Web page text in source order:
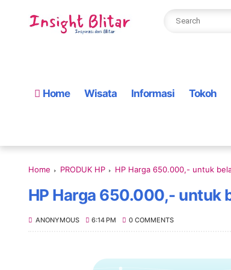
Home Wisata Informasi Tokoh
Home PRODUK HP HP Harga 650.000,- untuk
HP Harga 650.000,- untuk
ANONYMOUS 6:14 PM 0 COMMENTS